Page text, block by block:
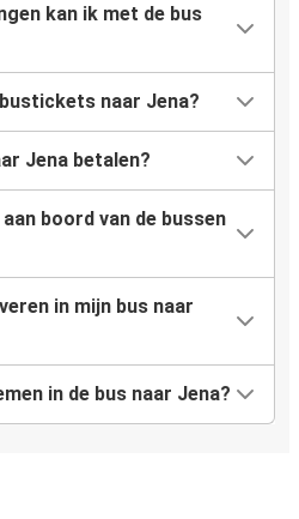
kan ik met de bus
naar Jena?
Jena betalen?
boord van de bussen
in mijn bus naar
in de bus naar Jena?